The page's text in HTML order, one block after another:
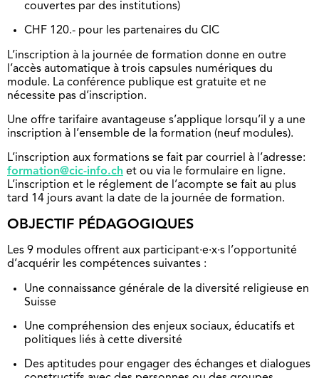
couvertes par des institutions)
CHF 120.- pour les partenaires du CIC
L’inscription à la journée de formation donne en outre
l’accès automatique à trois capsules numériques du
module. La conférence publique est gratuite et ne
nécessite pas d’inscription.
Une offre tarifaire avantageuse s’applique lorsqu’il y a une
inscription à l’ensemble de la formation (neuf modules).
L’inscription aux formations se fait par courriel à l’adresse:
formation@cic-info.ch et ou via le formulaire en ligne.
L’inscription et le réglement de l’acompte se fait au plus
tard 14 jours avant la date de la journée de formation.
OBJECTIF PÉDAGOGIQUES
Les 9 modules offrent aux participant·e·x·s l’opportunité
d’acquérir les compétences suivantes :
Une connaissance générale de la diversité religieuse en
Suisse
Une compréhension des enjeux sociaux, éducatifs et
politiques liés à cette diversité
Des aptitudes pour engager des échanges et dialogues